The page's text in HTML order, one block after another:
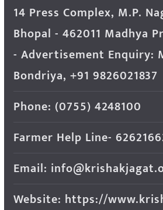
14 Press Complex, M.P.
Bhopal - 462011 Madhya
- Advertisement Enquiry:
Bondriya, +91 9826021837
Phone: (0755) 4248100
Farmer Help Line-
Email:
Website: https://